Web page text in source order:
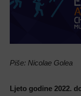
Piše: Nicolae Golea
Ljeto godine 2022.